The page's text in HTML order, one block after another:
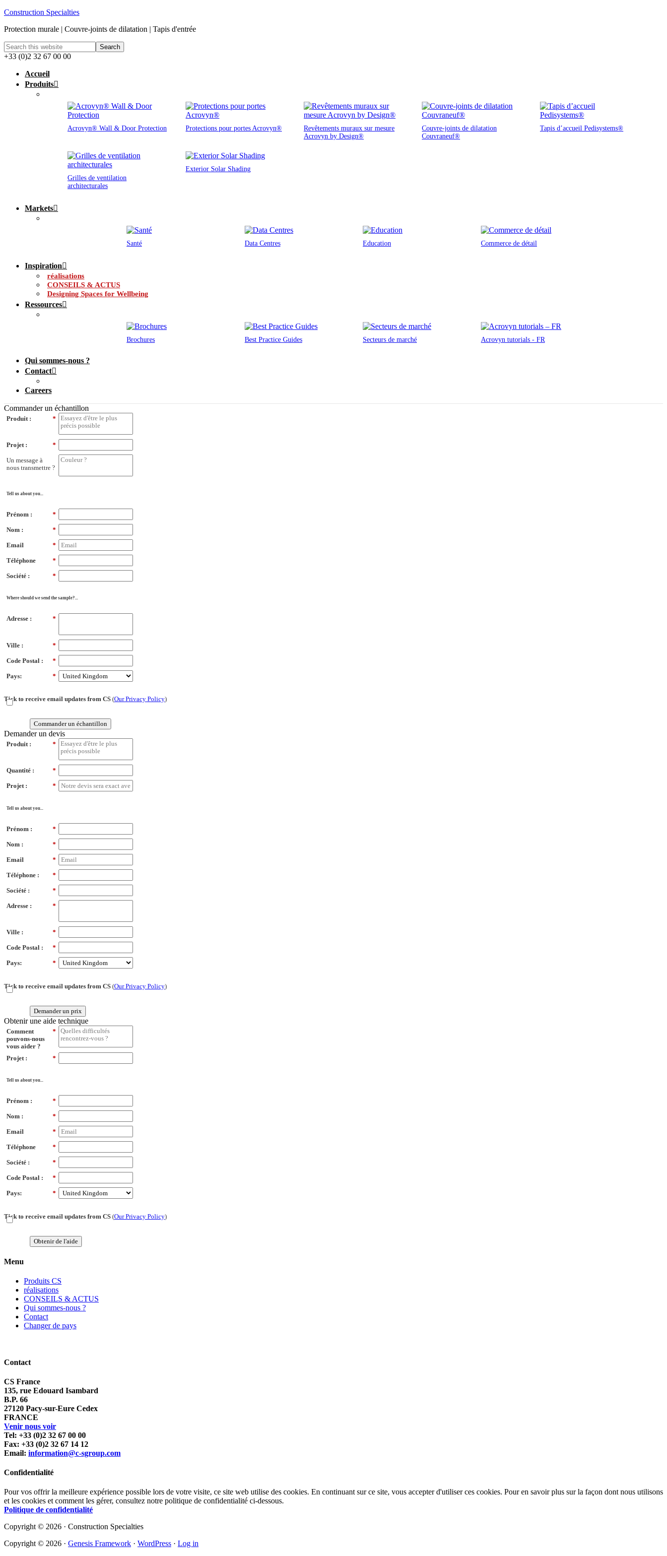
Construction Specialties
Protection murale | Couvre-joints de dilatation | Tapis d'entrée
+33 (0)2 32 67 00 00
Accueil
Produits
Acrovyn® Wall & Door Protection Protections pour portes Acrovyn®
Revêtements muraux sur mesure
Acrovyn by Design®
Couvre-joints de dilatation
Couvraneuf®
Tapis d’accueil Pedisystems®
Grilles de ventilation
architecturales
Exterior Solar Shading
Markets
Santé Data Centres Education Commerce de détail
Inspiration
réalisations
CONSEILS & ACTUS
Designing Spaces for Wellbeing
Ressources
Brochures Best Practice Guides Secteurs de marché Acrovyn tutorials - FR
Qui sommes-nous ?
Contact
Careers
Commander un échantillon
*
Produit :
*
Projet :
Un message à
nous transmettre ?
Tell us about you...
*
Prénom :
*
Nom :
*
Email
*
Téléphone
*
Société :
Where should we send the sample?...
*
Adresse :
*
Ville :
*
Code Postal :
*
Pays:
Tick to receive email updates from CS (Our Privacy Policy)
Commander un échantillon
Demander un devis
*
Produit :
*
Quantité :
*
Projet :
Tell us about you...
*
Prénom :
*
Nom :
*
Email
*
Téléphone :
*
Société :
*
Adresse :
*
Ville :
*
Code Postal :
*
Pays:
Tick to receive email updates from CS (Our Privacy Policy)
Demander un prix
Obtenir une aide technique
*
Comment
pouvons-nous
vous aider ?
*
Projet :
Tell us about you...
*
Prénom :
*
Nom :
*
Email
*
Téléphone
*
Société :
*
Code Postal :
*
Pays:
Tick to receive email updates from CS (Our Privacy Policy)
Obtenir de l'aide
Menu
Produits CS
réalisations
CONSEILS & ACTUS
Qui sommes-nous ?
Contact
Changer de pays
Contact
CS France
135, rue Edouard Isambard
B.P. 66
27120 Pacy-sur-Eure Cedex
FRANCE
Venir nous voir
Tel: +33 (0)2 32 67 00 00
Fax: +33 (0)2 32 67 14 12
Email: information@c-sgroup.com
Confidentialité
Pour vos offrir la meilleure expérience possible lors de votre visite, ce site web utilise des cookies. En continuant sur ce site, vous accepter d'utiliser ces cookies. Pour en savoir plus sur la façon dont nous utilisons
et les cookies et comment les gérer, consultez notre politique de confidentialité ci-dessous.
Politique de confidentialité
Copyright © 2026 · Construction Specialties
Copyright © 2026 · Genesis Framework · WordPress · Log in